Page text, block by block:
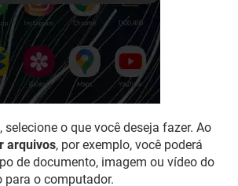
o que você deseja fazer. Ao
arquivos, por exemplo, você poderá
de documento, imagem ou vídeo do
para o computador.